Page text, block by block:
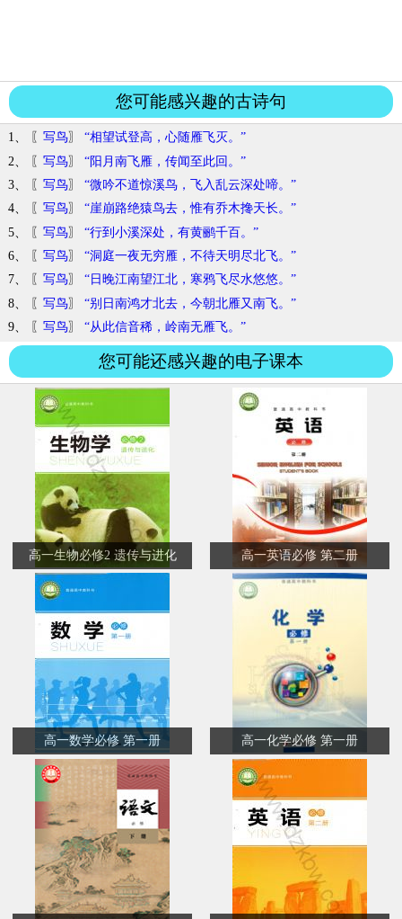
您可能感兴趣的古诗句
1、 〖 写鸟〗 “相望试登高，心随雁飞灭。”
2、 〖 写鸟〗 “阳月南飞雁，传闻至此回。”
3、 〖 写鸟〗 “微吟不道惊溪鸟，飞入乱云深处啼。”
4、 〖 写鸟〗 “崖崩路绝猿鸟去，惟有乔木搀天长。”
5、 〖 写鸟〗 “行到小溪深处，有黄鹂千百。”
6、 〖 写鸟〗 “洞庭一夜无穷雁，不待天明尽北飞。”
7、 〖 写鸟〗 “日晚江南望江北，寒鸦飞尽水悠悠。”
8、 〖 写鸟〗 “别日南鸿才北去，今朝北雁又南飞。”
9、 〖 写鸟〗 “从此信音稀，岭南无雁飞。”
您可能还感兴趣的电子课本
高一生物必修2 遗传与进化 高一英语必修 第二册
高一数学必修 第一册 高一化学必修 第一册